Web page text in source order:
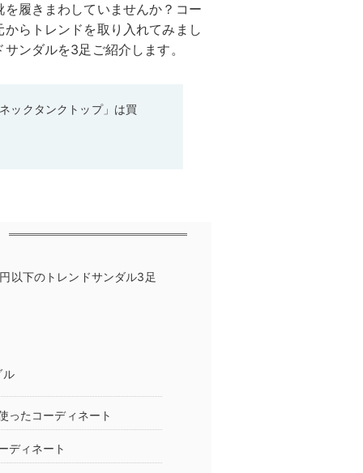
履きまわしていませんか？コー
らトレンドを取り入れてみまし
ンダルを3足ご紹介します。
ックタンクトップ」は買
以下のトレンドサンダル3足
ル
ったコーディネート
ディネート